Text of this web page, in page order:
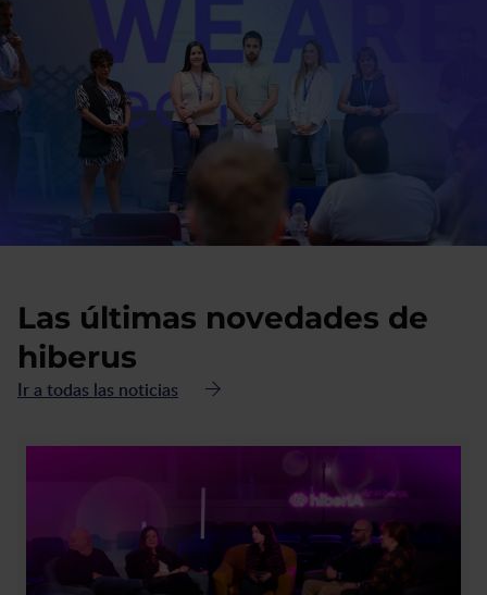
Las últimas novedades de
hiberus
Ir a todas las noticias